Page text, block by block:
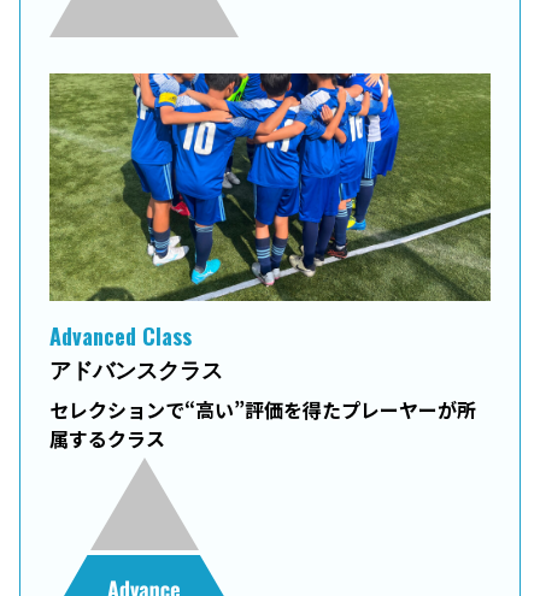
Advanced Class
アドバンスクラス
セレクションで“高い”評価を得たプレーヤーが所
属するクラス